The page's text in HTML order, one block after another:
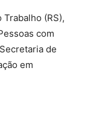
(RS),
com
de
em